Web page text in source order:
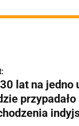
lat na